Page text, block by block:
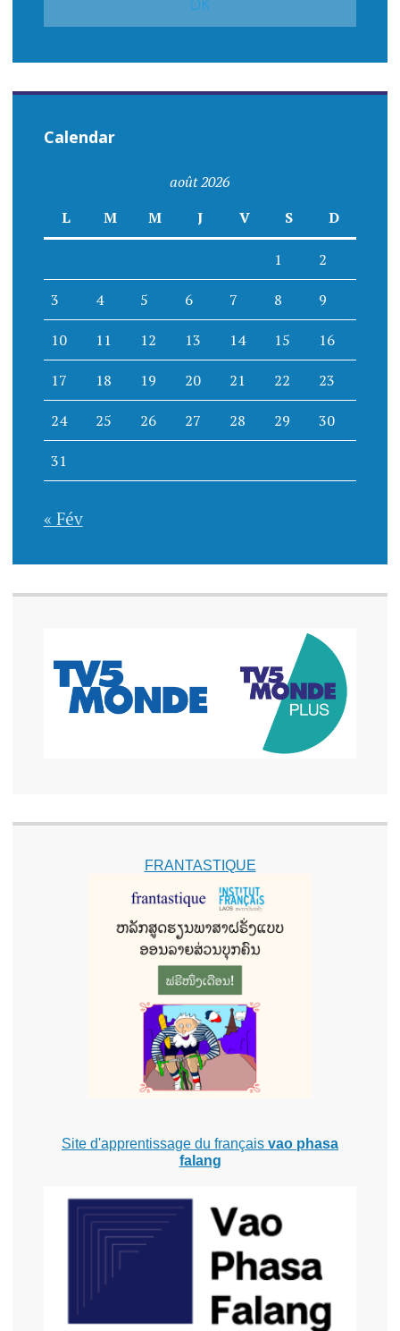
Calendar
août 2026
L
M M J V S D
1 2
3 4 5 6 7 8 9
10 11 12 13 14 15 16
17 18 19 20 21 22 23
24 25 26 27 28 29 30
31
« Fév
FRANTASTIQUE
Site d'apprentissage du français vao phasa
falang